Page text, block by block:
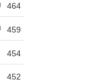
464
459
454
452